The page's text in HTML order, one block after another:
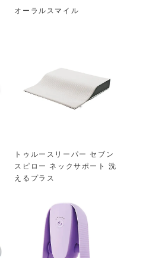
オーラルスマイル
トゥルースリーパー セブン
スピロー ネックサポート 洗
えるプラス